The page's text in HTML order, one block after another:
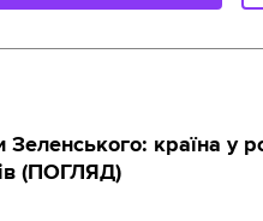
країна у
(ПОГЛЯД)